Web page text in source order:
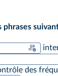
phrases
des